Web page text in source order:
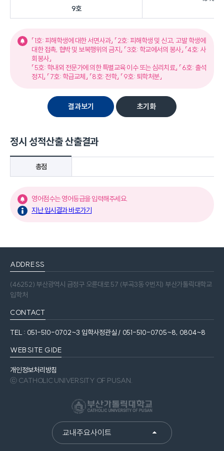
9호
「1호: 피해학생에 대한 서면사과」 「2호: 피해학생 및 신고, 고발 학생에
대한 접촉, 협박 및 보복행위의 금지」 「3호: 학교에서의 봉사」 「4호: 사
회봉사」
「5호: 학내외 전문가에 의한 특별교육 이수 또는 심리치료」 「6호: 출석
정지」 「7호: 학급교체」 「8호: 전학」 「9호: 퇴학처분」
결과보기 초기화
정시 성적산출 산출결과
총점
영어점수는 영어등급을 입력해주세요.
지난 입시결과 바로가기
ADDRESS
(46252) 부산광역시 금정구 오륜대로 57 (부곡3동 9번지) 부산가톨릭대학교
입학처
CONTACT
TEL : 051-510-0702~3 입학사정관실 / 051-510-0705~8, 0804~8
WEBSITE GIDE
개인정보처리방침
ⓒ CATHOLIC UNIVERSITY OF PUSAN.
교내주요사이트